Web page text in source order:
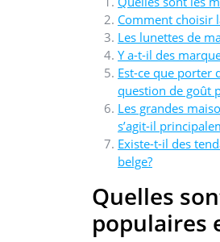
Comment choisir
Les lunettes de
Y a-t-il des
Est-ce que porter
question de goût
Les grandes
s’agit-il
Existe-t-il des
belge?
Quelles
populaires